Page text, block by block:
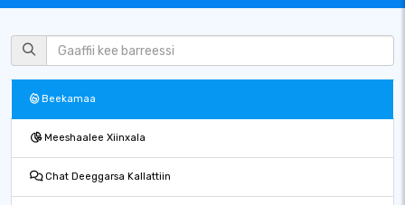
Beekamaa
Meeshaalee Xiinxala
Chat Deeggarsa Kallattiin